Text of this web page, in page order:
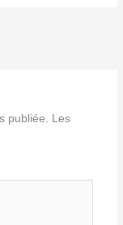
publiée.
Les